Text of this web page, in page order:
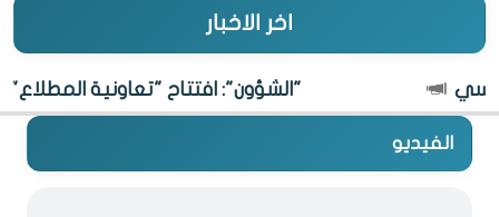
اخر الاخبار
"الشؤون": افتتاح "تعاونية المطلاع" 27 أغسطس
الفيديو